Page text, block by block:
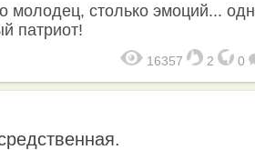
молодец, столько эмоций...
патриот!
16357 2 0